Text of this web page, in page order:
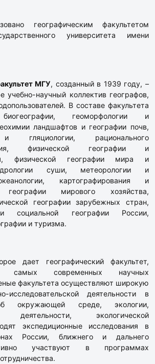
географическим факультетом
университета имени
МГУ, созданный в 1939 году, –
учебно-научный коллектив географов,
В составе факультета
геоморфологии и
ландшафтов и географии почв,
и гляциологии, рационального
физической географии и
физической географии мира и
суши, метеорологии и
картографирования и
географии мирового хозяйства,
географии зарубежных стран,
социальной географии России,
и туризма.
дает географический факультет,
самых современных научных
факультета осуществляют широкую
исследовательской деятельности в
окружающей среде, экологии,
деятельности, экологической
экспедиционные исследования в
России, ближнего и дальнего
участвуют в программах